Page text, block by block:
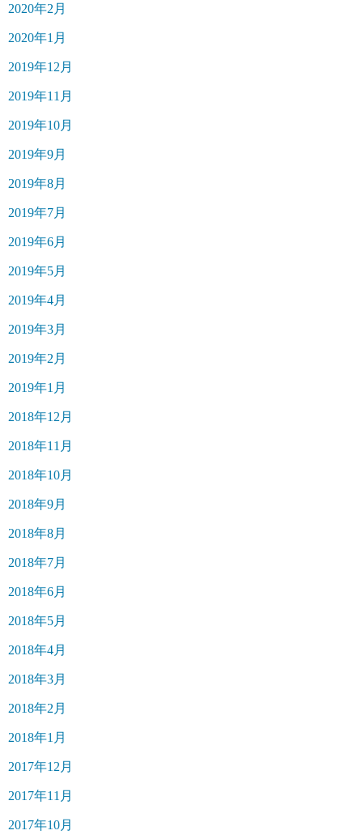
2020年2月
2020年1月
2019年12月
2019年11月
2019年10月
2019年9月
2019年8月
2019年7月
2019年6月
2019年5月
2019年4月
2019年3月
2019年2月
2019年1月
2018年12月
2018年11月
2018年10月
2018年9月
2018年8月
2018年7月
2018年6月
2018年5月
2018年4月
2018年3月
2018年2月
2018年1月
2017年12月
2017年11月
2017年10月